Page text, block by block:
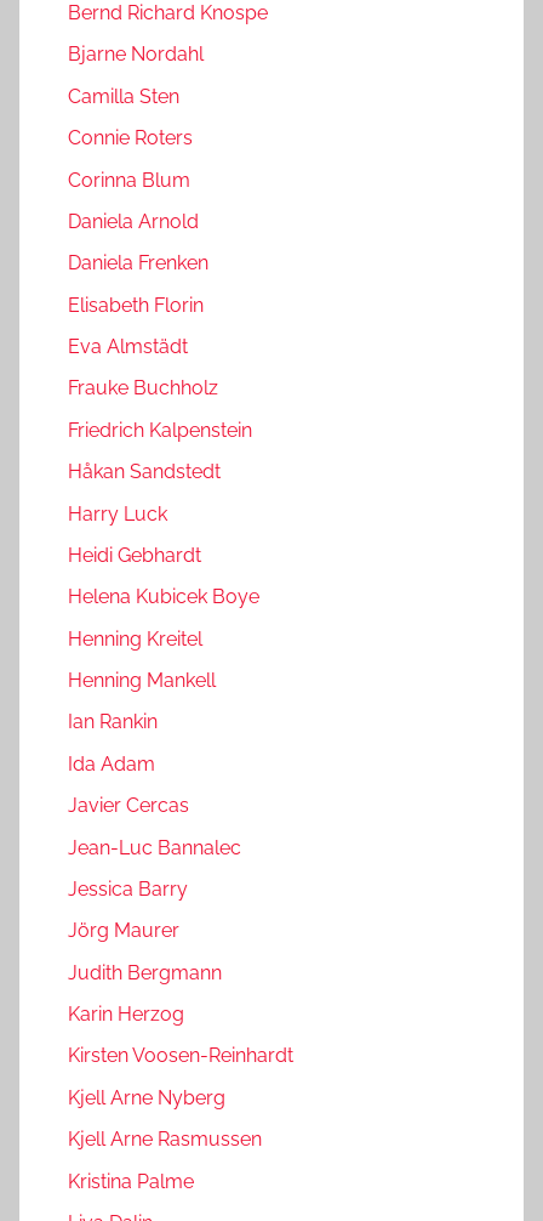
Bernd Richard Knospe
Bjarne Nordahl
Camilla Sten
Connie Roters
Corinna Blum
Daniela Arnold
Daniela Frenken
Elisabeth Florin
Eva Almstädt
Frauke Buchholz
Friedrich Kalpenstein
Håkan Sandstedt
Harry Luck
Heidi Gebhardt
Helena Kubicek Boye
Henning Kreitel
Henning Mankell
Ian Rankin
Ida Adam
Javier Cercas
Jean-Luc Bannalec
Jessica Barry
Jörg Maurer
Judith Bergmann
Karin Herzog
Kirsten Voosen-Reinhardt
Kjell Arne Nyberg
Kjell Arne Rasmussen
Kristina Palme